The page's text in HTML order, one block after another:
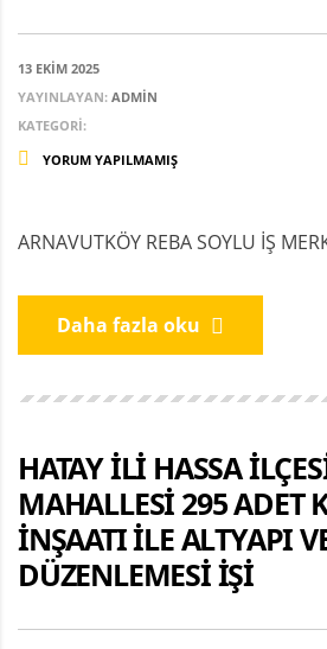
13 EKIM 2025
YAYINLAYAN: ADMIN
KATEGORI:
YORUM YAPILMAMIŞ
ARNAVUTKÖY REBA SOYLU İŞ
Daha fazla oku
HATAY İLİ HASSA
MAHALLESİ 295 ADET
İNŞAATI İLE ALTYAPI
DÜZENLEMESİ İŞİ